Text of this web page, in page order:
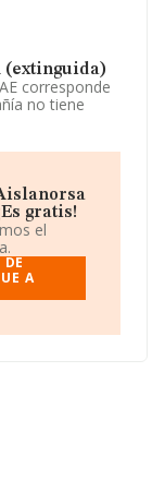
(extinguida)
corresponde
no tiene
Peque A
de
sobre 188.948
nacional la
euros y se
mil euros
media de
gratis!
el
DE
A